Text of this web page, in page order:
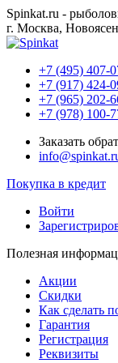
Spinkat.ru -
г. Москва,
+7 (495) 407-
+7 (917) 424-
+7 (965) 202-
+7 (978) 100-
Заказать
Покупка в кредит
Войти
Полезная
Акции
Скидки
Как сделать
Гарантия
Регистрация
Реквизиты